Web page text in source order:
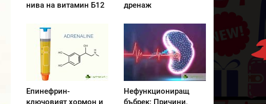
нива на витамин Б12
дренаж
Епинефрин-
ключовият хормон и
Нефункциониращ
бъбрек: Причини,